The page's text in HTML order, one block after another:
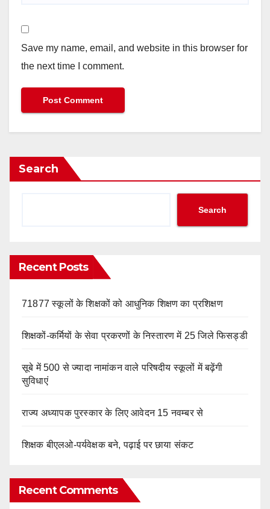
Save my name, email, and website in this browser for
the next time I comment.
Search
Search
Recent Posts
71877 स्कूलों के शिक्षकों को आधुनिक शिक्षण का प्रशिक्षण
शिक्षकों-कर्मियों के सेवा प्रकरणों के निस्तारण में 25 जिले फिसड्डी
सूबे में 500 से ज्यादा नामांकन वाले परिषदीय स्कूलों में बढ़ेंगी
सुविधाएं
राज्य अध्यापक पुरस्कार के लिए आवेदन 15 नवम्बर से
शिक्षक बीएलओ-पर्यवेक्षक बने, पढ़ाई पर छाया संकट
Recent Comments